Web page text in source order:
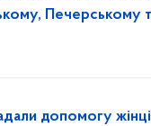
Печерському
допомогу